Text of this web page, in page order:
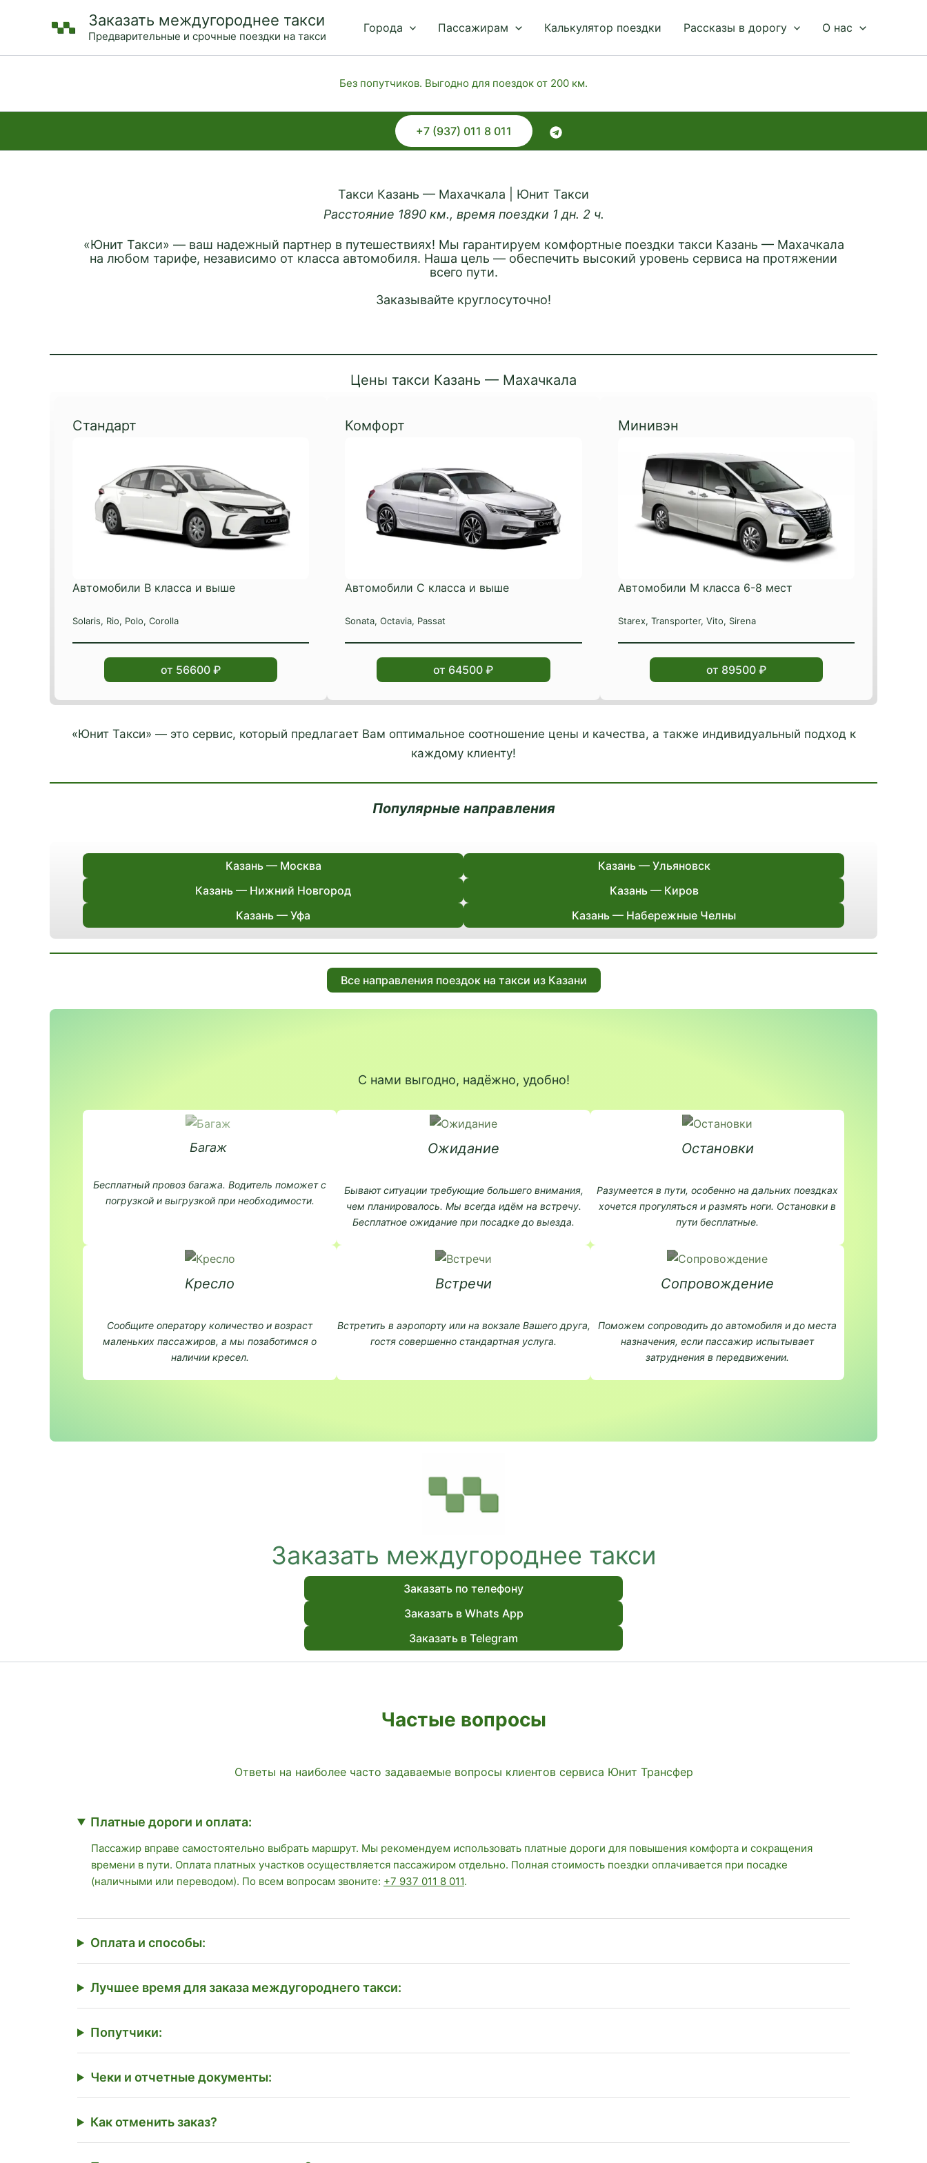
Заказать междугороднее такси
Предварительные и срочные поездки на такси
Города Пассажирам Калькулятор поездки Рассказы в дорогу О нас
Без попутчиков. Выгодно для поездок от 200 км.
+7 (937) 011 8 011
Такси Казань — Махачкала | Юнит Такси
Расстояние 1890 км., время поездки 1 дн. 2 ч.
«Юнит Такси» — ваш надежный партнер в путешествиях! Мы гарантируем комфортные поездки такси Казань — Махачкала
на любом тарифе, независимо от класса автомобиля. Наша цель — обеспечить высокий уровень сервиса на протяжении
всего пути.
Заказывайте круглосуточно!
Цены такси Казань — Махачкала
Стандарт
Автомобили B класса и выше
Solaris, Rio, Polo, Corolla
от 56600 ₽
Комфорт
Автомобили C класса и выше
Sonata, Octavia, Passat
от 64500 ₽
Минивэн
Автомобили М класса 6-8 мест
Starex, Transporter, Vito, Sirena
от 89500 ₽
«Юнит Такси» — это сервис, который предлагает Вам оптимальное соотношение цены и качества, а также индивидуальный подход к
каждому клиенту!
Популярные направления
Казань — Москва
Казань — Нижний Новгород
Казань — Уфа
Казань — Ульяновск
Казань — Киров
Казань — Набережные Челны
Все направления поездок на такси из Казани
С нами выгодно, надёжно, удобно!
Багаж
Бесплатный провоз багажа. Водитель поможет с
погрузкой и выгрузкой при необходимости.
Ожидание
Бывают ситуации требующие большего внимания,
чем планировалось. Мы всегда идём на встречу.
Бесплатное ожидание при посадке до выезда.
Остановки
Разумеется в пути, особенно на дальних поездках
хочется прогуляться и размять ноги. Остановки в
пути бесплатные.
Кресло
Сообщите оператору количество и возраст
маленьких пассажиров, а мы позаботимся о
наличии кресел.
Встречи
Встретить в аэропорту или на вокзале Вашего друга,
гостя совершенно стандартная услуга.
Сопровождение
Поможем сопроводить до автомобиля и до места
назначения, если пассажир испытывает
затруднения в передвижении.
Заказать междугороднее такси
Заказать по телефону
Заказать в Whats App
Заказать в Telegram
Частые вопросы
Ответы на наиболее часто задаваемые вопросы клиентов сервиса Юнит Трансфер
Платные дороги и оплата:
Пассажир вправе самостоятельно выбрать маршрут. Мы рекомендуем использовать платные дороги для повышения комфорта и сокращения
времени в пути. Оплата платных участков осуществляется пассажиром отдельно. Полная стоимость поездки оплачивается при посадке
(наличными или переводом). По всем вопросам звоните: +7 937 011 8 011.
Оплата и способы:
Лучшее время для заказа междугороднего такси:
Попутчики:
Чеки и отчетные документы:
Как отменить заказ?